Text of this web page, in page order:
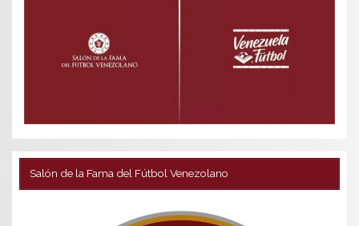
Salón de la Fama del Fútbol Venezolano